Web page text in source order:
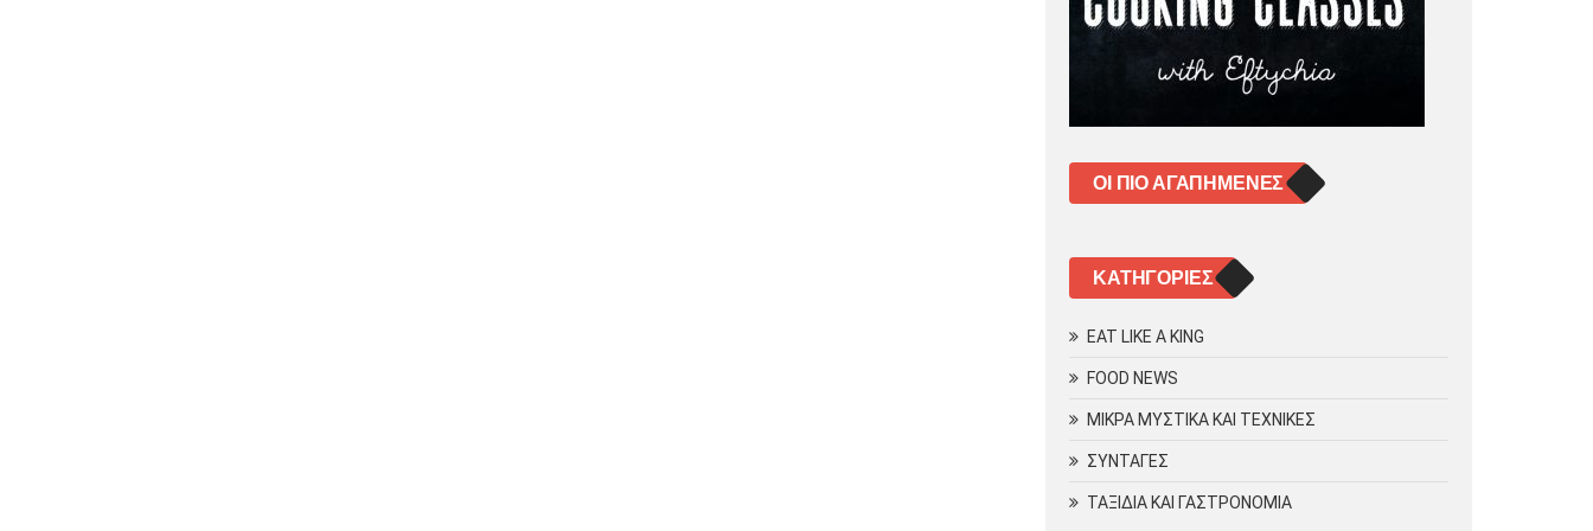
ΟΙ ΠΙΟ ΑΓΑΠΗΜΈΝΕΣ
KΑΤΗΓΟΡΊΕΣ
EAT LIKE A KING
FOOD NEWS
ΜΙΚΡΑ ΜΥΣΤΙΚΑ ΚΑΙ ΤΕΧΝΙΚΕΣ
ΣΥΝΤΑΓΕΣ
ΤΑΞΙΔΙΑ ΚΑΙ ΓΑΣΤΡΟΝΟΜΙΑ